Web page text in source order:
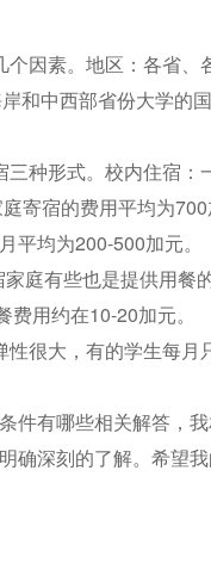
因素。地区：各省、
和中西部省份大学的
种形式。校内住宿：
寄宿的费用平均为
均为200-500加元。
庭有些也是提供用餐
用约在10-20加元。
很大，有的学生每月
件有哪些相关解答，
确深刻的了解。希望